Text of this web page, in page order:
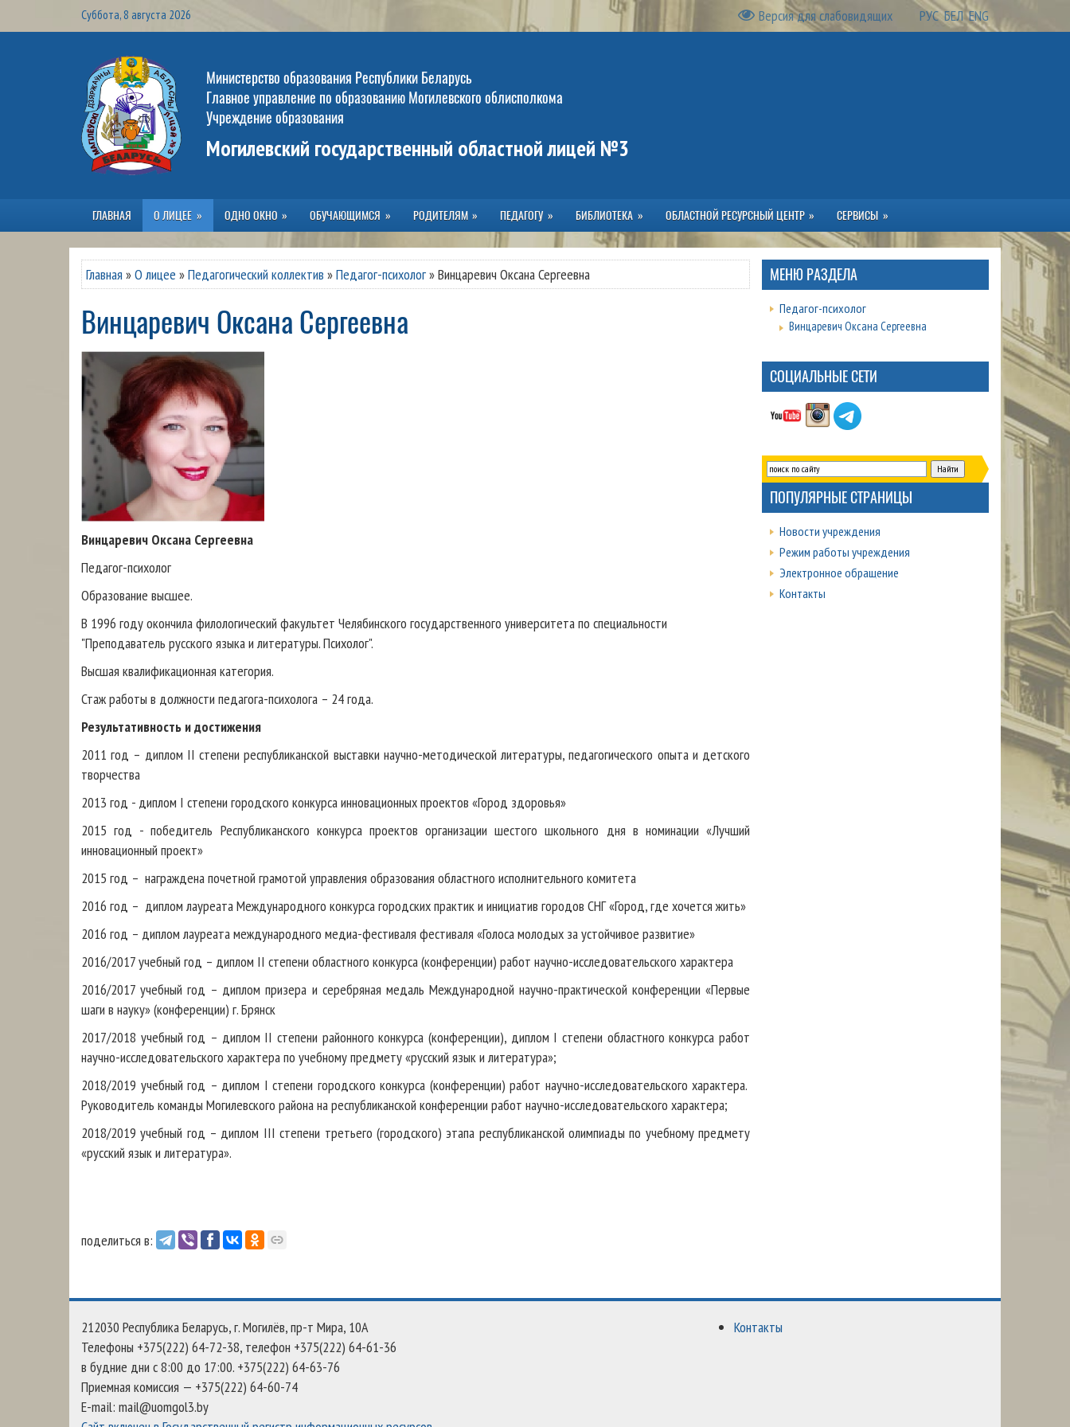
Суббота, 8 августа 2026 Версия для слабовидящих РУС БЕЛ ENG
Министерство образования Республики Беларусь
Главное управление по образованию Могилевского облисполкома
Учреждение образования
Могилевский государственный областной лицей №3
ГЛАВНАЯ О ЛИЦЕЕ ОДНО ОКНО ОБУЧАЮЩИМСЯ РОДИТЕЛЯМ ПЕДАГОГУ БИБЛИОТЕКА ОБЛАСТНОЙ РЕСУРСНЫЙ ЦЕНТР СЕРВИСЫ
Главная »О лицее »Педагогический коллектив »Педагог-психолог»Винцаревич Оксана Сергеевна
Винцаревич Оксана Сергеевна
Винцаревич Оксана Сергеевна
Педагог-психолог
Образование высшее.
В 1996 году окончила филологический факультет Челябинского государственного университета по специальности
"Преподаватель русского языка и литературы. Психолог".
Высшая квалификационная категория.
Стаж работы в должности педагога-психолога – 24 года.
Результативность и достижения
2011 год – диплом II степени республиканской выставки научно-методической литературы, педагогического опыта и детского
творчества
2013 год - диплом I степени городского конкурса инновационных проектов «Город здоровья»
2015 год - победитель Республиканского конкурса проектов организации шестого школьного дня в номинации «Лучший
инновационный проект»
2015 год – награждена почетной грамотой управления образования областного исполнительного комитета
2016 год – диплом лауреата Международного конкурса городских практик и инициатив городов СНГ «Город, где хочется жить»
2016 год – диплом лауреата международного медиа-фестиваля фестиваля «Голоса молодых за устойчивое развитие»
2016/2017 учебный год – диплом II степени областного конкурса (конференции) работ научно-исследовательского характера
2016/2017 учебный год – диплом призера и серебряная медаль Международной научно-практической конференции «Первые
шаги в науку» (конференции) г. Брянск
2017/2018 учебный год – диплом II степени районного конкурса (конференции), диплом I степени областного конкурса работ
научно-исследовательского характера по учебному предмету «русский язык и литература»;
2018/2019 учебный год – диплом I степени городского конкурса (конференции) работ научно-исследовательского характера.
Руководитель команды Могилевского района на республиканской конференции работ научно-исследовательского характера;
2018/2019 учебный год – диплом III степени третьего (городского) этапа республиканской олимпиады по учебному предмету
«русский язык и литература».
поделиться в:
МЕНЮ РАЗДЕЛА
Педагог-психолог
Винцаревич Оксана Сергеевна
СОЦИАЛЬНЫЕ СЕТИ
ПОПУЛЯРНЫЕ СТРАНИЦЫ
Новости учреждения
Режим работы учреждения
Электронное обращение
Контакты
212030 Республика Беларусь, г. Могилёв, пр-т Мира, 10А
Телефоны +375(222) 64-72-38, телефон +375(222) 64-61-36
в будние дни c 8:00 до 17:00. +375(222) 64-63-76
Приемная комиссия — +375(222) 64-60-74
E-mail: mail@uomgol3.by
Контакты